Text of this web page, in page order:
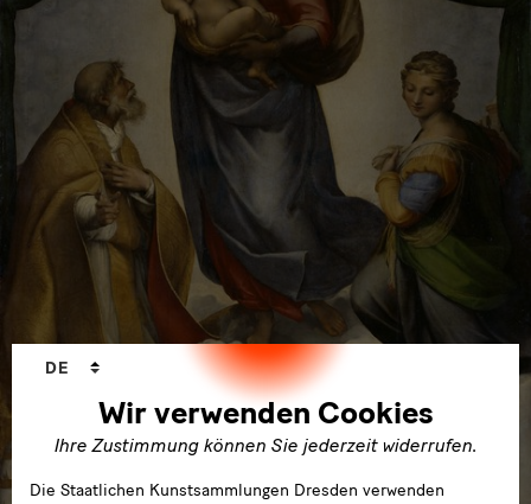
Gemäldegalerie Alte Meister und
Skulpturensammlung bis 1800
Wir verwenden Cookies
Ihre Zustimmung können Sie jederzeit widerrufen.
DE
Die Staatlichen Kunstsammlungen Dresden verwenden